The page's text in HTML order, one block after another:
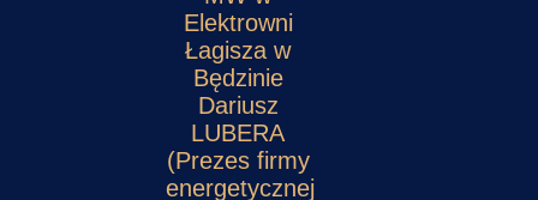
Elektrowni
Łagisza w
Będzinie
Dariusz
LUBERA
(Prezes firmy
energetycznej